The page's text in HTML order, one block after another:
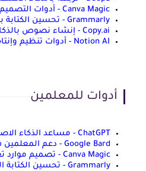
Canva Magic - أدوات التصميم الذكية
Grammarly - تحسين الكتابة بالذكاء الاصطناعي
Copy.ai - إنشاء نصوص بالذكاء الاصطناعي
Notion AI - أدوات تنظيم وإنتاجية بالذكاء الاصطناعي
أدوات للمعلمين
ChatGPT - مساعد الذكاء الاصطناعي للمعلمين
Google Bard - دعم المعلمين في البحث والمحتوى
Canva Magic - تصميم موارد تعليمية بسهولة
Grammarly - تحسين الكتابة الأكاديمية